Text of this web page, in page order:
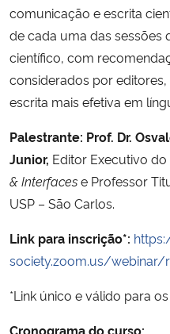
Ministério da Mulher, da Família e
Secretaria de Governo
Gabinete de Segurança Institucional
Advocacia-Geral da União
Planalto
comunicação e escrita
de cada uma das
científico, com
considerados por
escrita mais efetiva em
Palestrante: Prof. Dr.
Junior, Editor Executivo
& Interfacese Professor
USP – São Carlos.
Link para inscrição*:
society.zoom.us/webinar/
*Link único e válido para
Cronograma do curso: